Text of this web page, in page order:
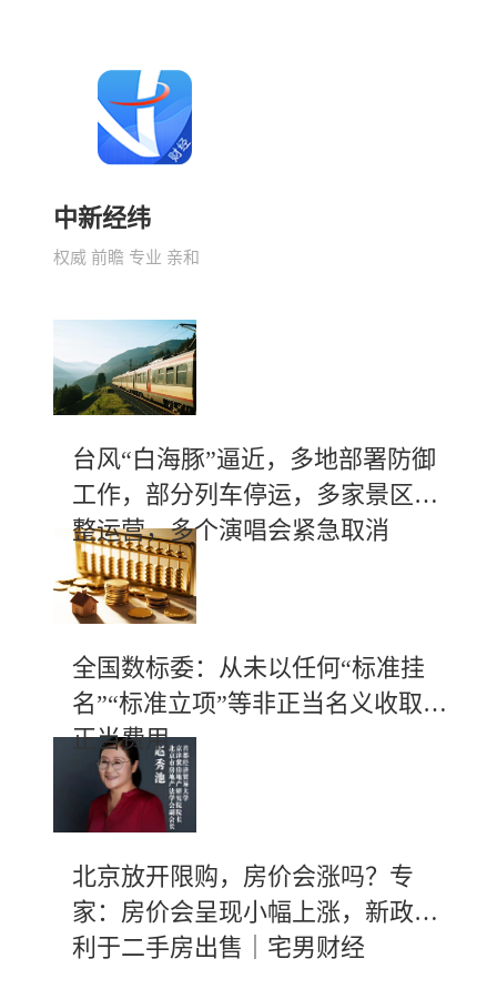
中新经纬
权威 前瞻 专业 亲和
台风“白海豚”逼近，多地部署防御
工作，部分列车停运，多家景区调
整运营，多个演唱会紧急取消
全国数标委：从未以任何“标准挂
名”“标准立项”等非正当名义收取不
正当费用
北京放开限购，房价会涨吗？专
家：房价会呈现小幅上涨，新政有
利于二手房出售｜宅男财经